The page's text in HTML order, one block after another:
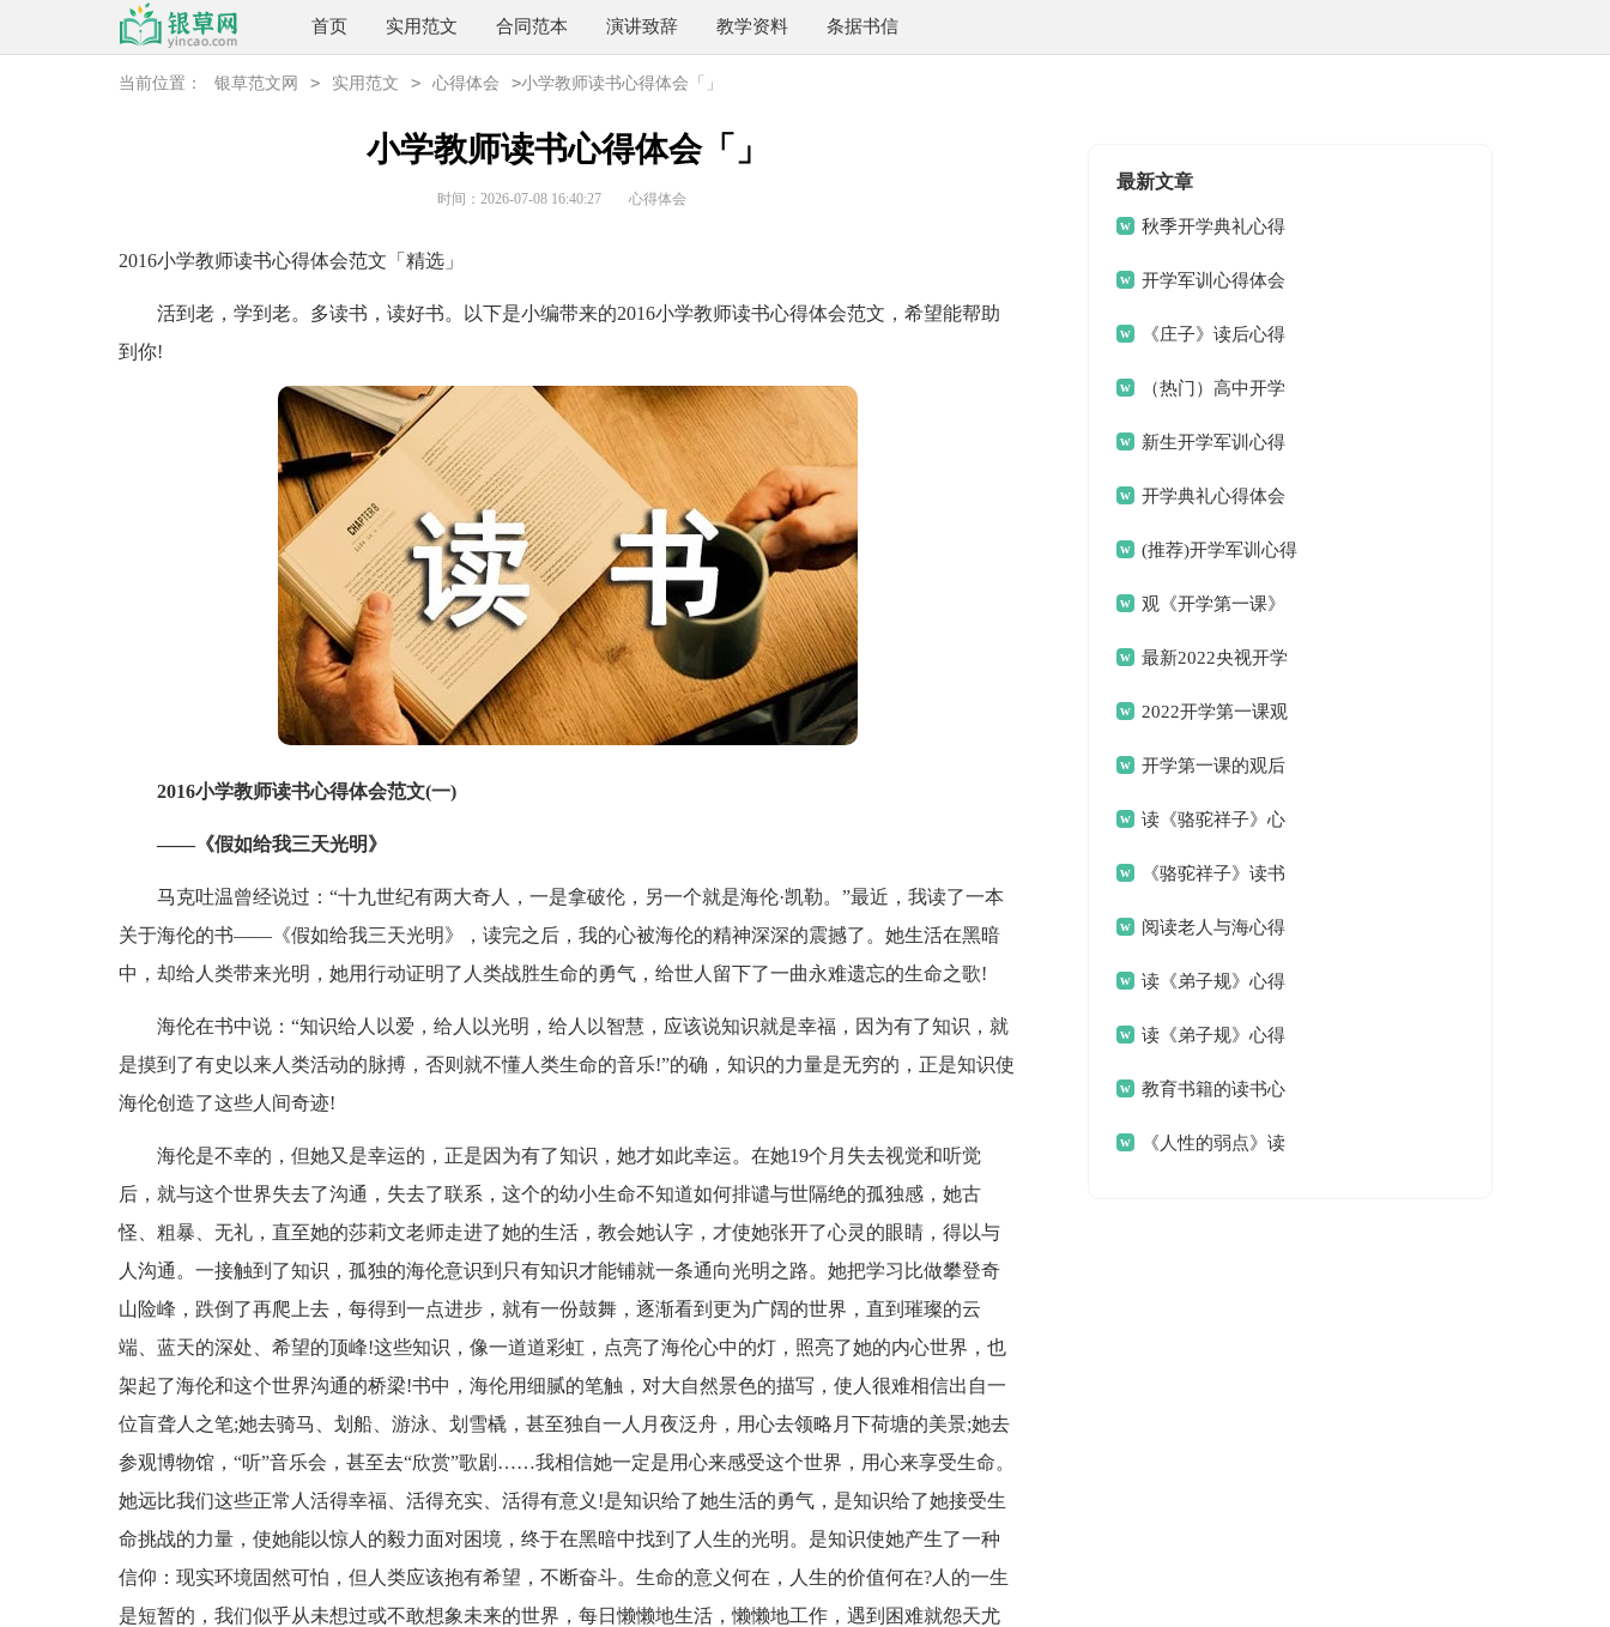
首页 实用范文 合同范本 演讲致辞 教学资料 条据书信
当前位置： 银草范文网 > 实用范文 > 心得体会 >小学教师读书心得体会「」
小学教师读书心得体会「」
时间：2026-07-08 16:40:27 心得体会
2016小学教师读书心得体会范文「精选」
活到老，学到老。多读书，读好书。以下是小编带来的2016小学教师读书心得体会范文，希望能帮助
到你!
2016小学教师读书心得体会范文(一)
——《假如给我三天光明》
马克吐温曾经说过：“十九世纪有两大奇人，一是拿破伦，另一个就是海伦·凯勒。”最近，我读了一本
关于海伦的书——《假如给我三天光明》，读完之后，我的心被海伦的精神深深的震撼了。她生活在黑暗
中，却给人类带来光明，她用行动证明了人类战胜生命的勇气，给世人留下了一曲永难遗忘的生命之歌!
海伦在书中说：“知识给人以爱，给人以光明，给人以智慧，应该说知识就是幸福，因为有了知识，就
是摸到了有史以来人类活动的脉搏，否则就不懂人类生命的音乐!”的确，知识的力量是无穷的，正是知识使
海伦创造了这些人间奇迹!
海伦是不幸的，但她又是幸运的，正是因为有了知识，她才如此幸运。在她19个月失去视觉和听觉
后，就与这个世界失去了沟通，失去了联系，这个的幼小生命不知道如何排谴与世隔绝的孤独感，她古
怪、粗暴、无礼，直至她的莎莉文老师走进了她的生活，教会她认字，才使她张开了心灵的眼睛，得以与
人沟通。一接触到了知识，孤独的海伦意识到只有知识才能铺就一条通向光明之路。她把学习比做攀登奇
山险峰，跌倒了再爬上去，每得到一点进步，就有一份鼓舞，逐渐看到更为广阔的世界，直到璀璨的云
端、蓝天的深处、希望的顶峰!这些知识，像一道道彩虹，点亮了海伦心中的灯，照亮了她的内心世界，也
架起了海伦和这个世界沟通的桥梁!书中，海伦用细腻的笔触，对大自然景色的描写，使人很难相信出自一
位盲聋人之笔;她去骑马、划船、游泳、划雪橇，甚至独自一人月夜泛舟，用心去领略月下荷塘的美景;她去
参观博物馆，“听”音乐会，甚至去“欣赏”歌剧……我相信她一定是用心来感受这个世界，用心来享受生命。
她远比我们这些正常人活得幸福、活得充实、活得有意义!是知识给了她生活的勇气，是知识给了她接受生
命挑战的力量，使她能以惊人的毅力面对困境，终于在黑暗中找到了人生的光明。是知识使她产生了一种
信仰：现实环境固然可怕，但人类应该抱有希望，不断奋斗。生命的意义何在，人生的价值何在?人的一生
是短暂的，我们似乎从未想过或不敢想象未来的世界，每日懒懒地生活，懒懒地工作，遇到困难就怨天尤
最新文章
秋季开学典礼心得
体会开学军训心得体会
范文（通用5篇）
《庄子》读后心得
体会范文 庄子读后感大
学生作文
（热门）高中开学
心得体会
新生开学军训心得
体会(精品15篇)
开学典礼心得体会
（精选5篇）
(推荐)开学军训心得
体会13篇
观《开学第一课》
有感作文750字
最新2022央视开学
第一课“先辈的旗帜”观
后感
2022开学第一课观
后感：《开学第一课》
开学第一课的观后
感作文600字
读《骆驼祥子》心
得体会精选14篇
《骆驼祥子》读书
心得体会（通用17篇）
阅读老人与海心得
体会(6篇)
读《弟子规》心得
体会(集锦15篇)
读《弟子规》心得
体会14篇
教育书籍的读书心
得体会《人性的弱点》读